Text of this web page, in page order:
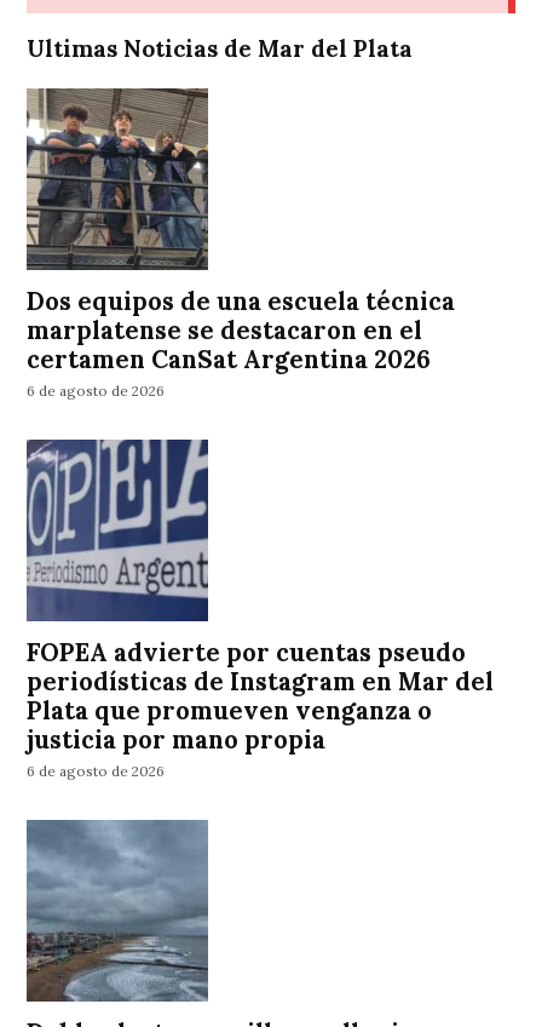
Ultimas Noticias de Mar del Plata
Dos equipos de una escuela técnica
marplatense se destacaron en el
certamen CanSat Argentina 2026
6 de agosto de 2026
FOPEA advierte por cuentas pseudo
periodísticas de Instagram en Mar del
Plata que promueven venganza o
justicia por mano propia
6 de agosto de 2026